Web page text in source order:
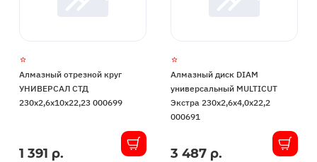
Алмазный отрезной круг
УНИВЕРСАЛ СТД
230х2,6х10х22,23 000699
В1 391 р.
Алмазный диск DIAM
универсальный MULTICUT
Экстра 230х2,6х4,0х22,2
000691
В
3 487 р.